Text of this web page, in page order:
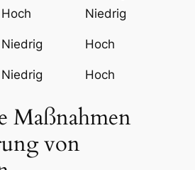
Hoch
Niedrig
Niedrig Hoch
Niedrig Hoch
‍Maßnahmen
⁢von